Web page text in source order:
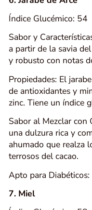
Índice Glucémico: 54
Sabor y
a partir de la savia
y robusto con notas
Propiedades: El
de antioxidantes y
zinc. Tiene un índice
Sabor al Mezclar con
una dulzura rica y
ahumado que realza
terrosos del cacao.
Apto para
7. Miel